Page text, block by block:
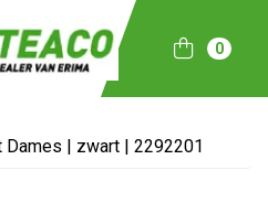
0
Dames | zwart | 2292201